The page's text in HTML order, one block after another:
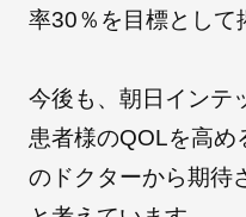
率30％を目標として
今後も、朝日インテ
患者様のQOLを高め
のドクターから期待